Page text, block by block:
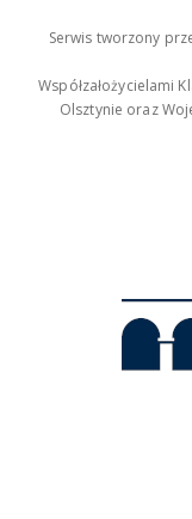
Serwis tworzony
Współzałożycielami
Olsztynie oraz